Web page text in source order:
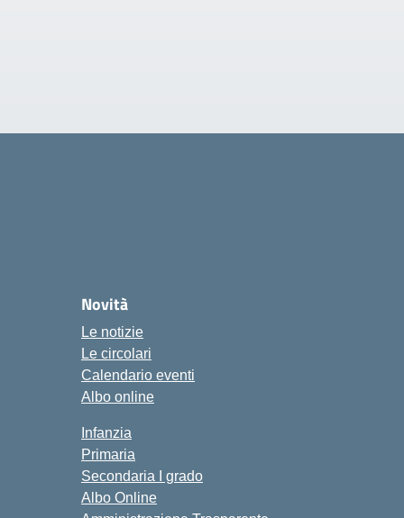
Novità
Le notizie
Le circolari
Calendario eventi
Albo online
Infanzia
Primaria
Secondaria I grado
Albo Online